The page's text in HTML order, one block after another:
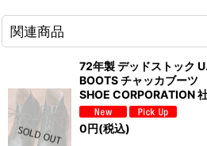
関連商品
72年製 デッドストック
BOOTS チャッカブーツ
SHOE CORPORATION
0円(税込)